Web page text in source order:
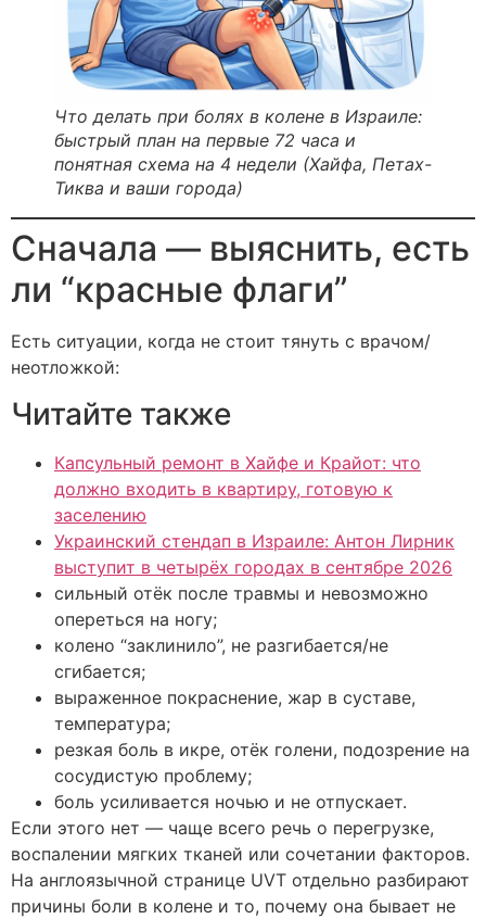
Что делать при болях в колене в Израиле:
быстрый план на первые 72 часа и
понятная схема на 4 недели (Хайфа, Петах-
Тиква и ваши города)
Сначала — выяснить, есть
ли “красные флаги”
Есть ситуации, когда не стоит тянуть с врачом/
неотложкой:
Читайте также
Капсульный ремонт в Хайфе и Крайот: что
должно входить в квартиру, готовую к
заселению
Украинский стендап в Израиле: Антон Лирник
выступит в четырёх городах в сентябре 2026
сильный отёк после травмы и невозможно
опереться на ногу;
колено “заклинило”, не разгибается/не
сгибается;
выраженное покраснение, жар в суставе,
температура;
резкая боль в икре, отёк голени, подозрение на
сосудистую проблему;
боль усиливается ночью и не отпускает.
Если этого нет — чаще всего речь о перегрузке,
воспалении мягких тканей или сочетании факторов.
На англоязычной странице UVT отдельно разбирают
причины боли в колене и то, почему она бывает не